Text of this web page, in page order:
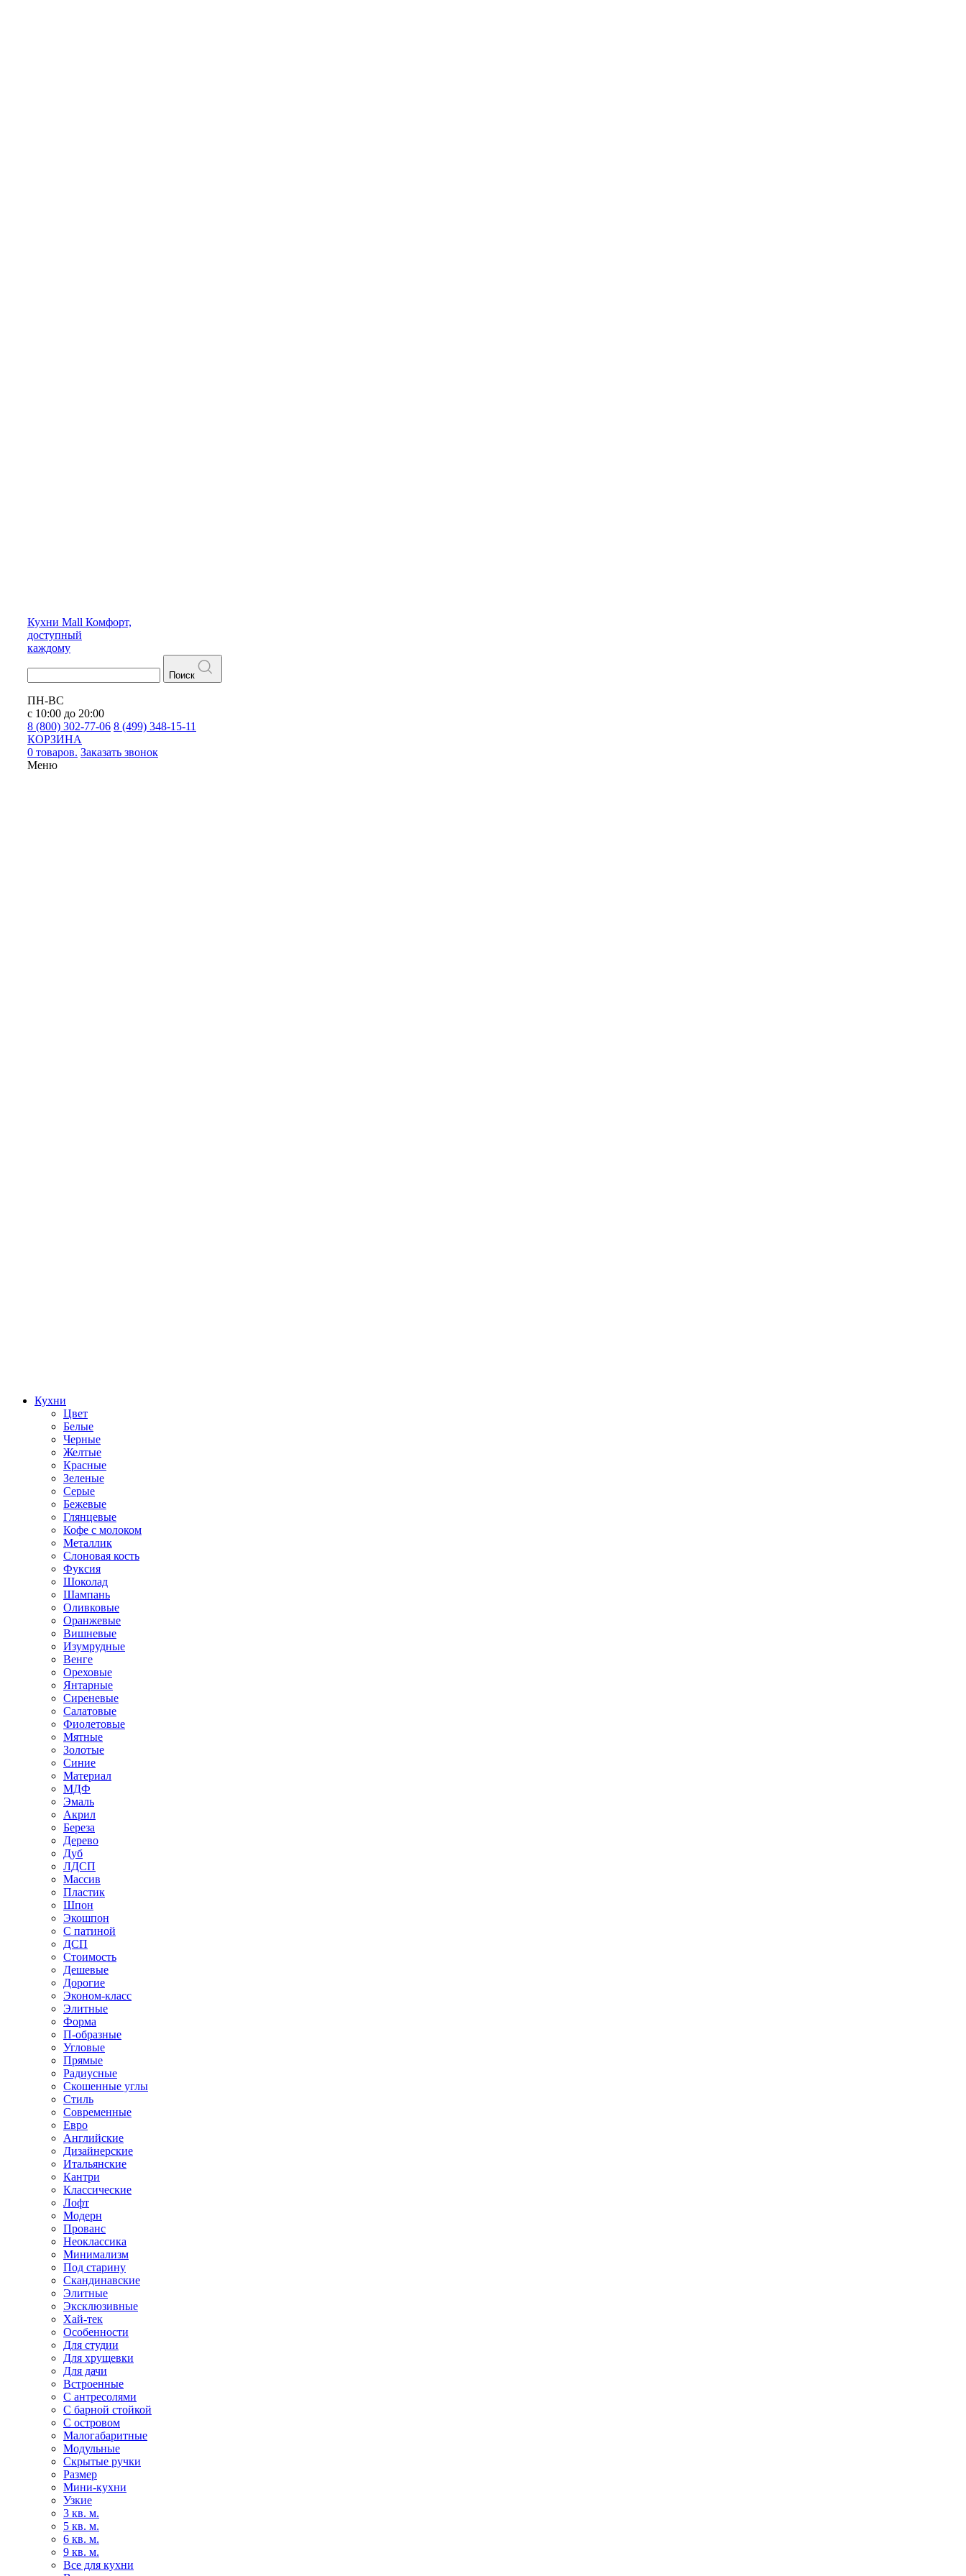
Кухни Mall Комфорт,
доступный
каждому
Поиск
ПН-ВС
с 10:00 до 20:00
8 (800) 302-77-06 8 (499) 348-15-11
КОРЗИНА
0 товаров. Заказать звонок
Меню
Кухни
Цвет
Белые
Черные
Желтые
Красные
Зеленые
Серые
Бежевые
Глянцевые
Кофе с молоком
Металлик
Слоновая кость
Фуксия
Шоколад
Шампань
Оливковые
Оранжевые
Вишневые
Изумрудные
Венге
Ореховые
Янтарные
Сиреневые
Салатовые
Фиолетовые
Мятные
Золотые
Синие
Материал
МДФ
Эмаль
Акрил
Береза
Дерево
Дуб
ЛДСП
Массив
Пластик
Шпон
Экошпон
С патиной
ДСП
Стоимость
Дешевые
Дорогие
Эконом-класс
Элитные
Форма
П-образные
Угловые
Прямые
Радиусные
Скошенные углы
Стиль
Современные
Евро
Английские
Дизайнерские
Итальянские
Кантри
Классические
Лофт
Модерн
Прованс
Неоклассика
Минимализм
Под старину
Скандинавские
Элитные
Эксклюзивные
Хай-тек
Особенности
Для студии
Для хрущевки
Для дачи
Встроенные
С антресолями
С барной стойкой
С островом
Малогабаритные
Модульные
Скрытые ручки
Размер
Мини-кухни
Узкие
3 кв. м.
5 кв. м.
6 кв. м.
9 кв. м.
Все для кухни